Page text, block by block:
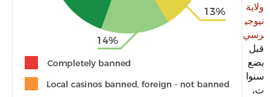
ولاية
نيوجي
رسي
قبل
بضع
سنوا
ت،